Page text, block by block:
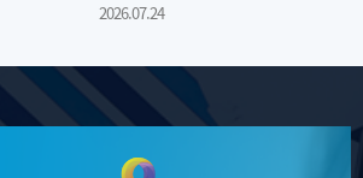
2026.07.24